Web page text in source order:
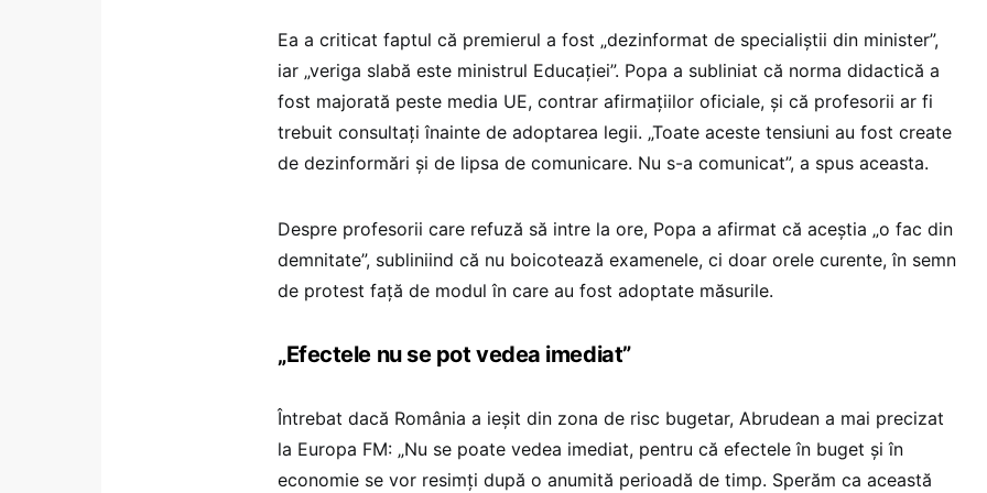
Ea a criticat faptul că premierul a fost „dezinformat de specialiștii din minister”,
iar „veriga slabă este ministrul Educației”. Popa a subliniat că norma didactică a
fost majorată peste media UE, contrar afirmațiilor oficiale, și că profesorii ar fi
trebuit consultați înainte de adoptarea legii. „Toate aceste tensiuni au fost create
de dezinformări și de lipsa de comunicare. Nu s-a comunicat”, a spus aceasta.
Despre profesorii care refuză să intre la ore, Popa a afirmat că aceștia „o fac din
demnitate”, subliniind că nu boicotează examenele, ci doar orele curente, în semn
de protest față de modul în care au fost adoptate măsurile.
„Efectele nu se pot vedea imediat”
Întrebat dacă România a ieșit din zona de risc bugetar, Abrudean a mai precizat
la Europa FM: „Nu se poate vedea imediat, pentru că efectele în buget și în
economie se vor resimți după o anumită perioadă de timp. Sperăm ca această